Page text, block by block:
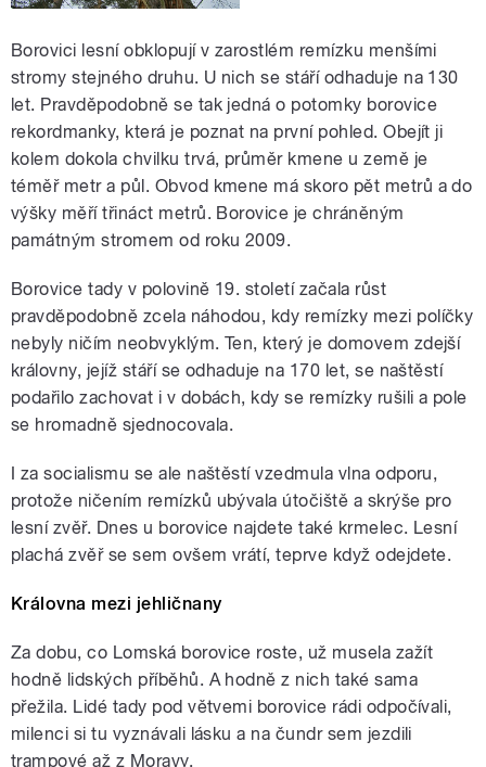
Borovici lesní obklopují v zarostlém remízku menšími
stromy stejného druhu. U nich se stáří odhaduje na 130
let. Pravděpodobně se tak jedná o potomky borovice
rekordmanky, která je poznat na první pohled. Obejít ji
kolem dokola chvilku trvá, průměr kmene u země je
téměř metr a půl. Obvod kmene má skoro pět metrů a do
výšky měří třináct metrů. Borovice je chráněným
památným stromem od roku 2009.
Borovice tady v polovině 19. století začala růst
pravděpodobně zcela náhodou, kdy remízky mezi políčky
nebyly ničím neobvyklým. Ten, který je domovem zdejší
královny, jejíž stáří se odhaduje na 170 let, se naštěstí
podařilo zachovat i v dobách, kdy se remízky rušili a pole
se hromadně sjednocovala.
I za socialismu se ale naštěstí vzedmula vlna odporu,
protože ničením remízků ubývala útočiště a skrýše pro
lesní zvěř. Dnes u borovice najdete také krmelec. Lesní
plachá zvěř se sem ovšem vrátí, teprve když odejdete.
Královna mezi jehličnany
Za dobu, co Lomská borovice roste, už musela zažít
hodně lidských příběhů. A hodně z nich také sama
přežila. Lidé tady pod větvemi borovice rádi odpočívali,
milenci si tu vyznávali lásku a na čundr sem jezdili
trampové až z Moravy.